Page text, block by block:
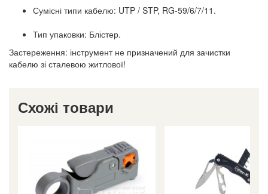
Сумісні типи кабелю: UTP / STP, RG-59/6/7/11.
Тип упаковки: Блістер.
Застереження: інструмент не призначений для зачистки
кабелю зі сталевою житлової!
Схожі товари